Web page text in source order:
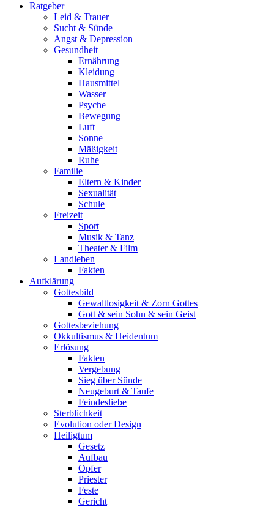
Ratgeber
Leid & Trauer
Sucht & Sünde
Angst & Depression
Gesundheit
Ernährung
Kleidung
Hausmittel
Wasser
Psyche
Bewegung
Luft
Sonne
Mäßigkeit
Ruhe
Familie
Eltern & Kinder
Sexualität
Schule
Freizeit
Sport
Musik & Tanz
Theater & Film
Landleben
Fakten
Aufklärung
Gottesbild
Gewaltlosigkeit & Zorn Gottes
Gott & sein Sohn & sein Geist
Gottesbeziehung
Okkultismus & Heidentum
Erlösung
Fakten
Vergebung
Sieg über Sünde
Neugeburt & Taufe
Feindesliebe
Sterblichkeit
Evolution oder Design
Heiligtum
Gesetz
Aufbau
Opfer
Priester
Feste
Gericht